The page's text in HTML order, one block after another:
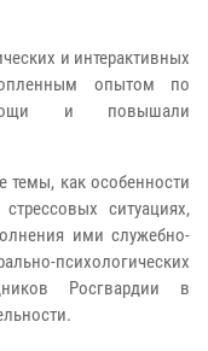
и интерактивных
опытом по
и повышали
темы, как особенности
ситуациях,
ими служебно-
психологических
Росгвардии в